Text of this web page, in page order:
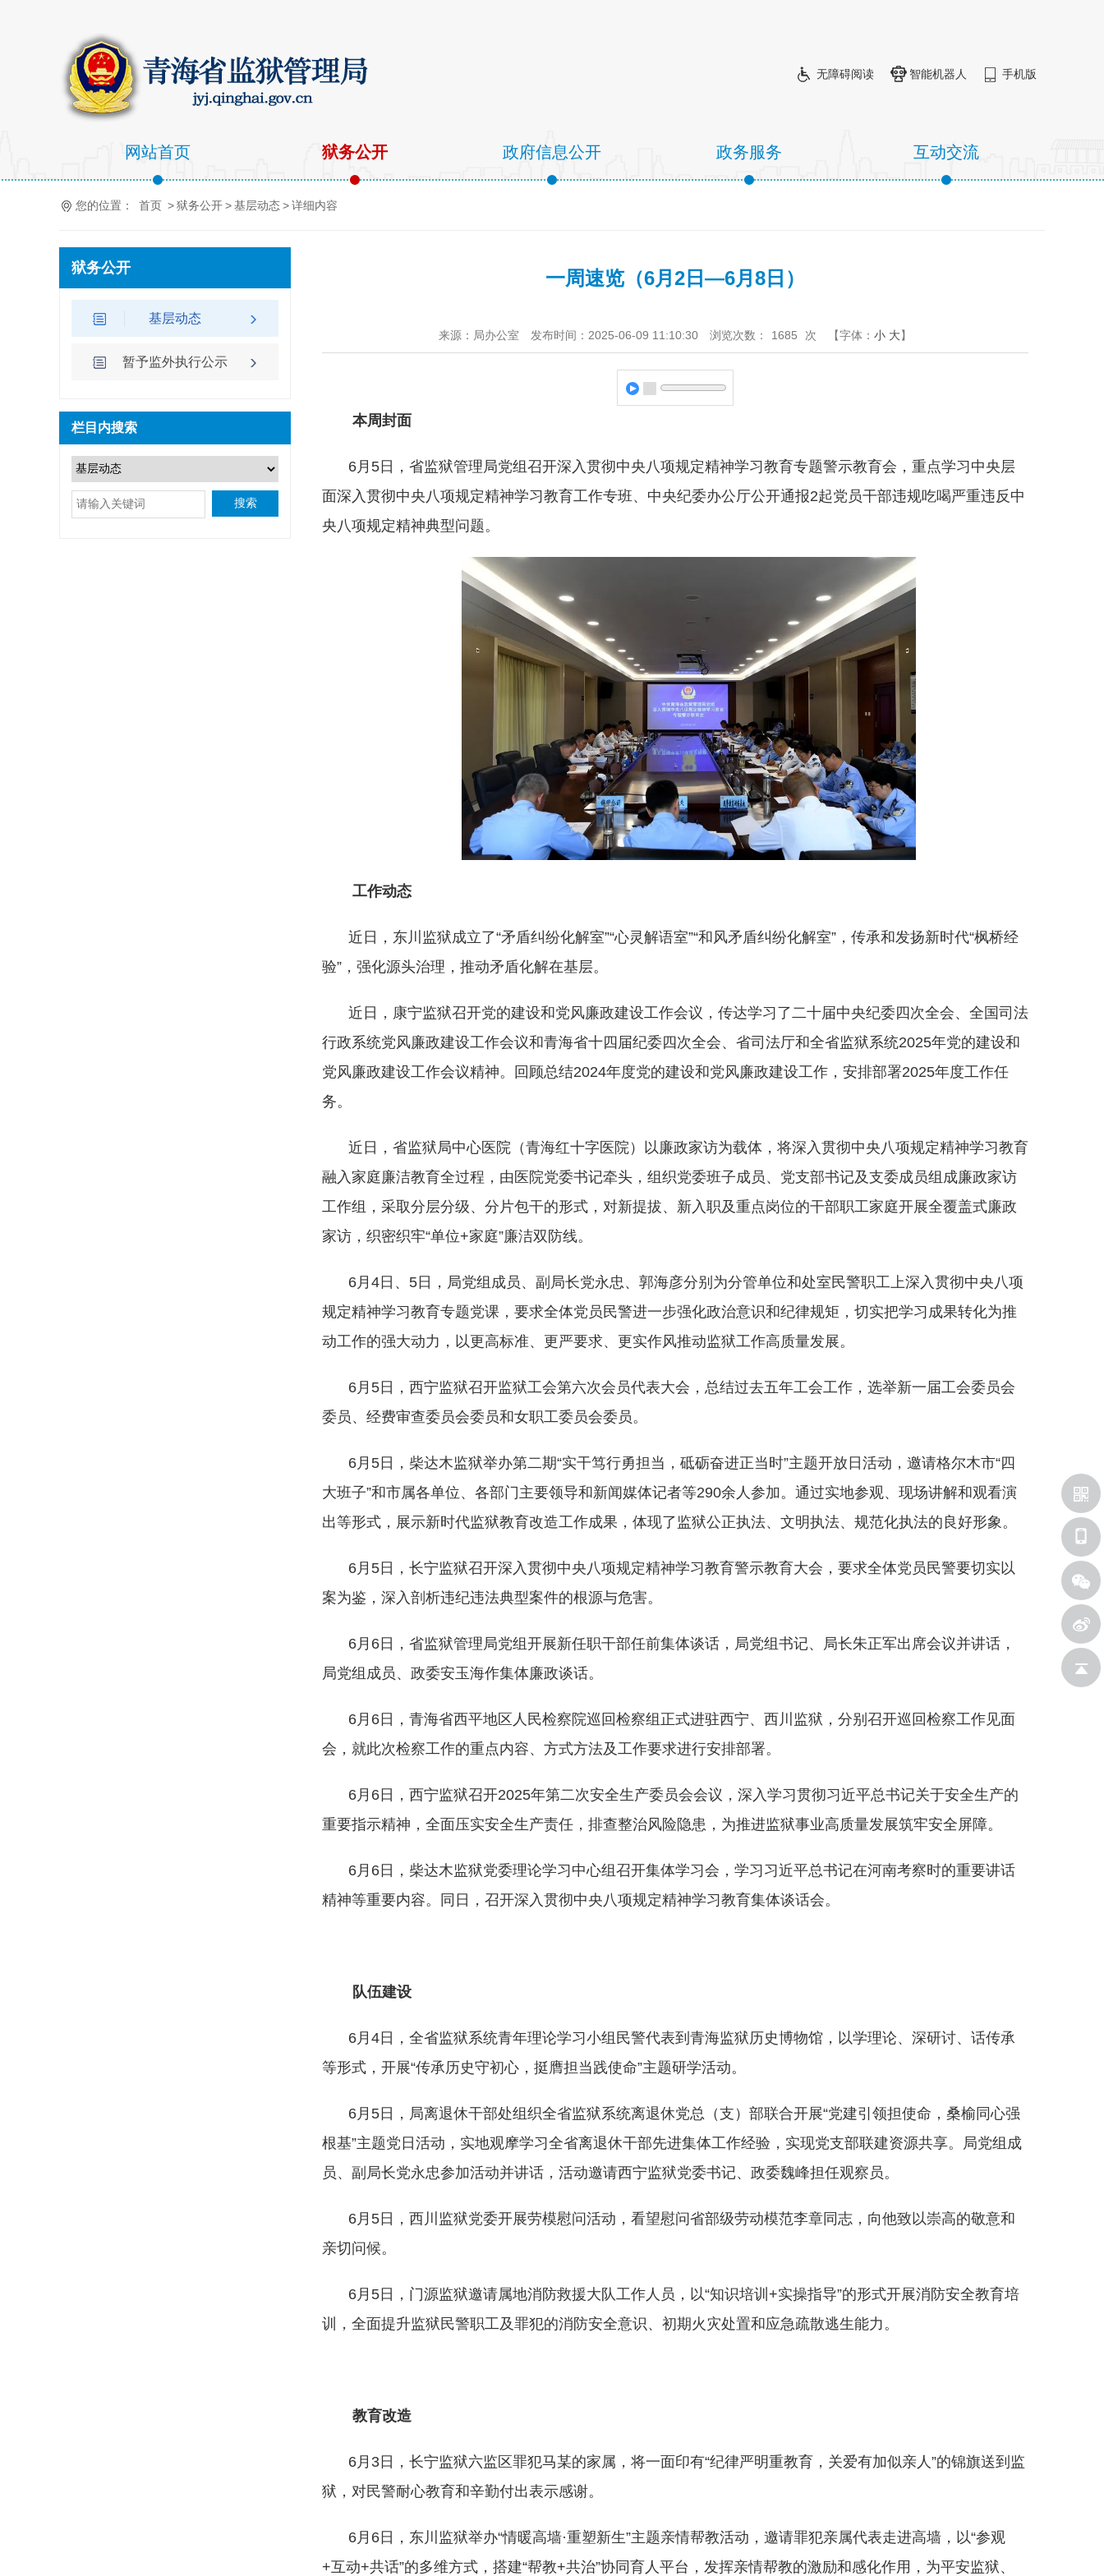
无障碍阅读 智能机器人 手机版
网站首页 狱务公开 政府信息公开 政务服务 互动交流
您的位置： 首页 >狱务公开>基层动态>详细内容
狱务公开
基层动态
暂予监外执行公示
栏目内搜索
搜索
一周速览（6月2日—6月8日）
来源：局办公室 发布时间：2025-06-09 11:10:30 浏览次数： 1685 次 【字体： 小 大】
本周封面
6月5日，省监狱管理局党组召开深入贯彻中央八项规定精神学习教育专题警示教育会，重点学习中央层
面深入贯彻中央八项规定精神学习教育工作专班、中央纪委办公厅公开通报2起党员干部违规吃喝严重违反中
央八项规定精神典型问题。
工作动态
近日，东川监狱成立了“矛盾纠纷化解室”“心灵解语室”“和风矛盾纠纷化解室”，传承和发扬新时代“枫桥经
验”，强化源头治理，推动矛盾化解在基层。
近日，康宁监狱召开党的建设和党风廉政建设工作会议，传达学习了二十届中央纪委四次全会、全国司法
行政系统党风廉政建设工作会议和青海省十四届纪委四次全会、省司法厅和全省监狱系统2025年党的建设和
党风廉政建设工作会议精神。回顾总结2024年度党的建设和党风廉政建设工作，安排部署2025年度工作任
务。
近日，省监狱局中心医院（青海红十字医院）以廉政家访为载体，将深入贯彻中央八项规定精神学习教育
融入家庭廉洁教育全过程，由医院党委书记牵头，组织党委班子成员、党支部书记及支委成员组成廉政家访
工作组，采取分层分级、分片包干的形式，对新提拔、新入职及重点岗位的干部职工家庭开展全覆盖式廉政
家访，织密织牢“单位+家庭”廉洁双防线。
6月4日、5日，局党组成员、副局长党永忠、郭海彦分别为分管单位和处室民警职工上深入贯彻中央八项
规定精神学习教育专题党课，要求全体党员民警进一步强化政治意识和纪律规矩，切实把学习成果转化为推
动工作的强大动力，以更高标准、更严要求、更实作风推动监狱工作高质量发展。
6月5日，西宁监狱召开监狱工会第六次会员代表大会，总结过去五年工会工作，选举新一届工会委员会
委员、经费审查委员会委员和女职工委员会委员。
6月5日，柴达木监狱举办第二期“实干笃行勇担当，砥砺奋进正当时”主题开放日活动，邀请格尔木市“四
大班子”和市属各单位、各部门主要领导和新闻媒体记者等290余人参加。通过实地参观、现场讲解和观看演
出等形式，展示新时代监狱教育改造工作成果，体现了监狱公正执法、文明执法、规范化执法的良好形象。
6月5日，长宁监狱召开深入贯彻中央八项规定精神学习教育警示教育大会，要求全体党员民警要切实以
案为鉴，深入剖析违纪违法典型案件的根源与危害。
6月6日，省监狱管理局党组开展新任职干部任前集体谈话，局党组书记、局长朱正军出席会议并讲话，
局党组成员、政委安玉海作集体廉政谈话。
6月6日，青海省西平地区人民检察院巡回检察组正式进驻西宁、西川监狱，分别召开巡回检察工作见面
会，就此次检察工作的重点内容、方式方法及工作要求进行安排部署。
6月6日，西宁监狱召开2025年第二次安全生产委员会会议，深入学习贯彻习近平总书记关于安全生产的
重要指示精神，全面压实安全生产责任，排查整治风险隐患，为推进监狱事业高质量发展筑牢安全屏障。
6月6日，柴达木监狱党委理论学习中心组召开集体学习会，学习习近平总书记在河南考察时的重要讲话
精神等重要内容。同日，召开深入贯彻中央八项规定精神学习教育集体谈话会。
队伍建设
6月4日，全省监狱系统青年理论学习小组民警代表到青海监狱历史博物馆，以学理论、深研讨、话传承
等形式，开展“传承历史守初心，挺膺担当践使命”主题研学活动。
6月5日，局离退休干部处组织全省监狱系统离退休党总（支）部联合开展“党建引领担使命，桑榆同心强
根基”主题党日活动，实地观摩学习全省离退休干部先进集体工作经验，实现党支部联建资源共享。局党组成
员、副局长党永忠参加活动并讲话，活动邀请西宁监狱党委书记、政委魏峰担任观察员。
6月5日，西川监狱党委开展劳模慰问活动，看望慰问省部级劳动模范李章同志，向他致以崇高的敬意和
亲切问候。
6月5日，门源监狱邀请属地消防救援大队工作人员，以“知识培训+实操指导”的形式开展消防安全教育培
训，全面提升监狱民警职工及罪犯的消防安全意识、初期火灾处置和应急疏散逃生能力。
教育改造
6月3日，长宁监狱六监区罪犯马某的家属，将一面印有“纪律严明重教育，关爱有加似亲人”的锦旗送到监
狱，对民警耐心教育和辛勤付出表示感谢。
6月6日，东川监狱举办“情暖高墙·重塑新生”主题亲情帮教活动，邀请罪犯亲属代表走进高墙，以“参观
+互动+共话”的多维方式，搭建“帮教+共治”协同育人平台，发挥亲情帮教的激励和感化作用，为平安监狱、
新浪微